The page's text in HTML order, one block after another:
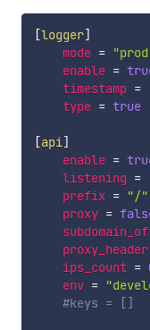
[logger]
mode =
enable =
timestamp =
type = true
[api]
enable =
listening =
prefix = "/"
proxy =
proxy_header
ips_count =
env =
#keys = []